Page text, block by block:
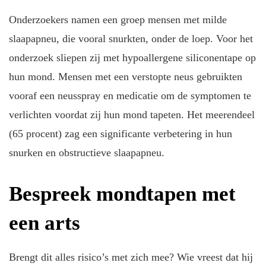
Onderzoekers namen een groep mensen met milde
slaapapneu, die vooral snurkten, onder de loep. Voor het
onderzoek sliepen zij met hypoallergene siliconentape op
hun mond. Mensen met een verstopte neus gebruikten
vooraf een neusspray en medicatie om de symptomen te
verlichten voordat zij hun mond tapeten. Het meerendeel
(65 procent) zag een significante verbetering in hun
snurken en obstructieve slaapapneu.
Bespreek mondtapen met
een arts
Brengt dit alles risico’s met zich mee? Wie vreest dat hij